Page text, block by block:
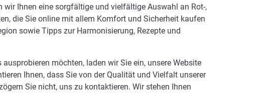
Ihnen eine sorgfältige und vielfältige Auswahl an Rot-,
die Sie online mit allem Komfort und Sicherheit kaufen
sowie Tipps zur Harmonisierung, Rezepte und
möchten, laden wir Sie ein, unsere Website
Ihnen, dass Sie von der Qualität und Vielfalt unserer
Sie nicht, uns zu kontaktieren. Wir stehen Ihnen